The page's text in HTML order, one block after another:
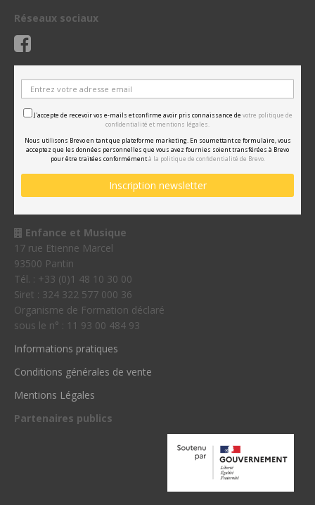
Réseaux sociaux
J'accepte de recevoir vos e-mails et confirme avoir pris connaissance de votre politique de
confidentialité et mentions légales.
Nous utilisons Brevo en tant que plateforme marketing. En soumettant ce formulaire, vous
acceptez que les données personnelles que vous avez fournies soient transférées à Brevo
pour être traitées conformémentà la politique de confidentialité de Brevo.
Enfance et Musique
17 rue Etienne Marcel
93500 Pantin
Tél. : +33 (0)1 48 10 30 00
Siret : 324 322 577 000 36
Organisme de Formation déclaré
sous le n° : 11 93 00 484 93
Informations pratiques
Conditions générales de vente
Mentions Légales
Partenaires publics